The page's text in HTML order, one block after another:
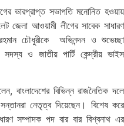
ভারপ্রাপ্ত সভাপতি মনোনিত হওয়ায়
জেলা আওয়ামী লীগের সাবেক সাধারণ
চৌধুরীকে অভিনন্দন ও শুভেচ্ছা
ও জাতীয় পার্টি কেন্দ্রীয় ভাইস
বাংলাদেশের বিভিন্ন রাজনৈতিক দলে
নেতৃত্ব দিয়েছেন। বিশেষ করে
সম্পাদক পদ বার বার বিশ্বনাথ এর